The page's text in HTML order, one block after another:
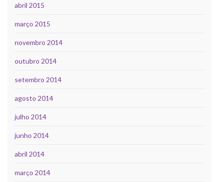
abril 2015
março 2015
novembro 2014
outubro 2014
setembro 2014
agosto 2014
julho 2014
junho 2014
abril 2014
março 2014